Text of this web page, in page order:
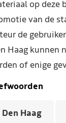
op deze
van de
de
Haag kunnen
of enige
Den Haag